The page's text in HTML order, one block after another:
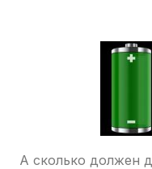
А сколько должен